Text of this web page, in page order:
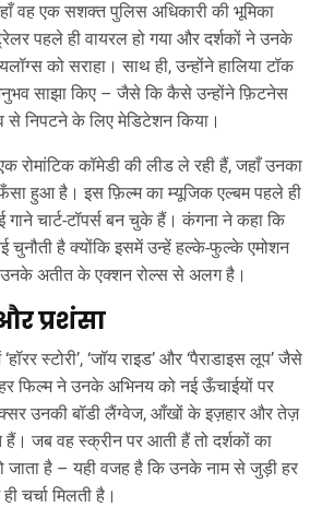
वह एक सशक्त पुलिस अधिकारी की भूमिका
पहले ही वायरल हो गया और दर्शकों ने उनके
को सराहा। साथ ही, उन्होंने हालिया टॉक
साझा किए – जैसे कि कैसे उन्होंने फ़िटनेस
से निपटने के लिए मेडिटेशन किया।
रोमांटिक कॉमेडी की लीड ले रही हैं, जहाँ उनका
फँसा हुआ है। इस फ़िल्म का म्यूजिक एल्बम पहले ही
चार्ट‑टॉपर्स बन चुके हैं। कंगना ने कहा कि
चुनौती है क्योंकि इसमें उन्हें हल्के‑फुल्के एमोशन
उनके अतीत के एक्शन रोल्स से अलग है।
प्रशंसा
स्टोरी’, ‘जॉय राइड’ और ‘पैराडाइस लूप’ जैसे
फिल्म ने उनके अभिनय को नई ऊँचाईयों पर
उनकी बॉडी लैंग्वेज, आँखों के इज़हार और तेज़
हैं। जब वह स्क्रीन पर आती हैं तो दर्शकों का
जाता है – यही वजह है कि उनके नाम से जुड़ी हर
चर्चा मिलती है।